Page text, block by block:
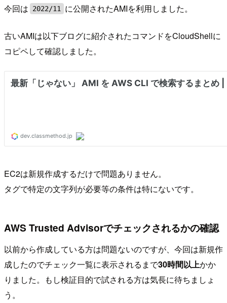
今回は
2022/11 に公開されたAMIを利用しました。
古いAMIは以下ブログに紹介されたコマンドをCloudShellに
コピペして確認しました。
EC2は新規作成するだけで問題ありません。
タグで特定の文字列が必要等の条件は特にないです。
AWS Trusted Advisorでチェックされるかの確認
以前から作成している方は問題ないのですが、今回は新規作
成したのでチェック一覧に表示されるまで30時間以上かか
りました。もし検証目的で試される方は気長に待ちましょ
う。